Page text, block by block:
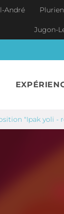
André Plurien
Jugon-
"Ipak yoli -